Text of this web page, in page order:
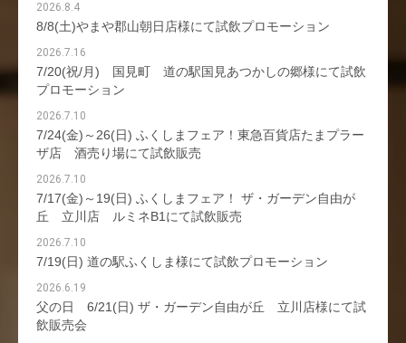
2026.8.4
8/8(土)やまや郡山朝日店様にて試飲プロモーション
2026.7.16
7/20(祝/月) 国見町 道の駅国見あつかしの郷様にて試飲
プロモーション
2026.7.10
7/24(金)～26(日) ふくしまフェア！東急百貨店たまプラー
ザ店 酒売り場にて試飲販売
2026.7.10
7/17(金)～19(日) ふくしまフェア！ ザ・ガーデン自由が
丘 立川店 ルミネB1にて試飲販売
2026.7.10
7/19(日) 道の駅ふくしま様にて試飲プロモーション
2026.6.19
父の日 6/21(日) ザ・ガーデン自由が丘 立川店様にて試
飲販売会